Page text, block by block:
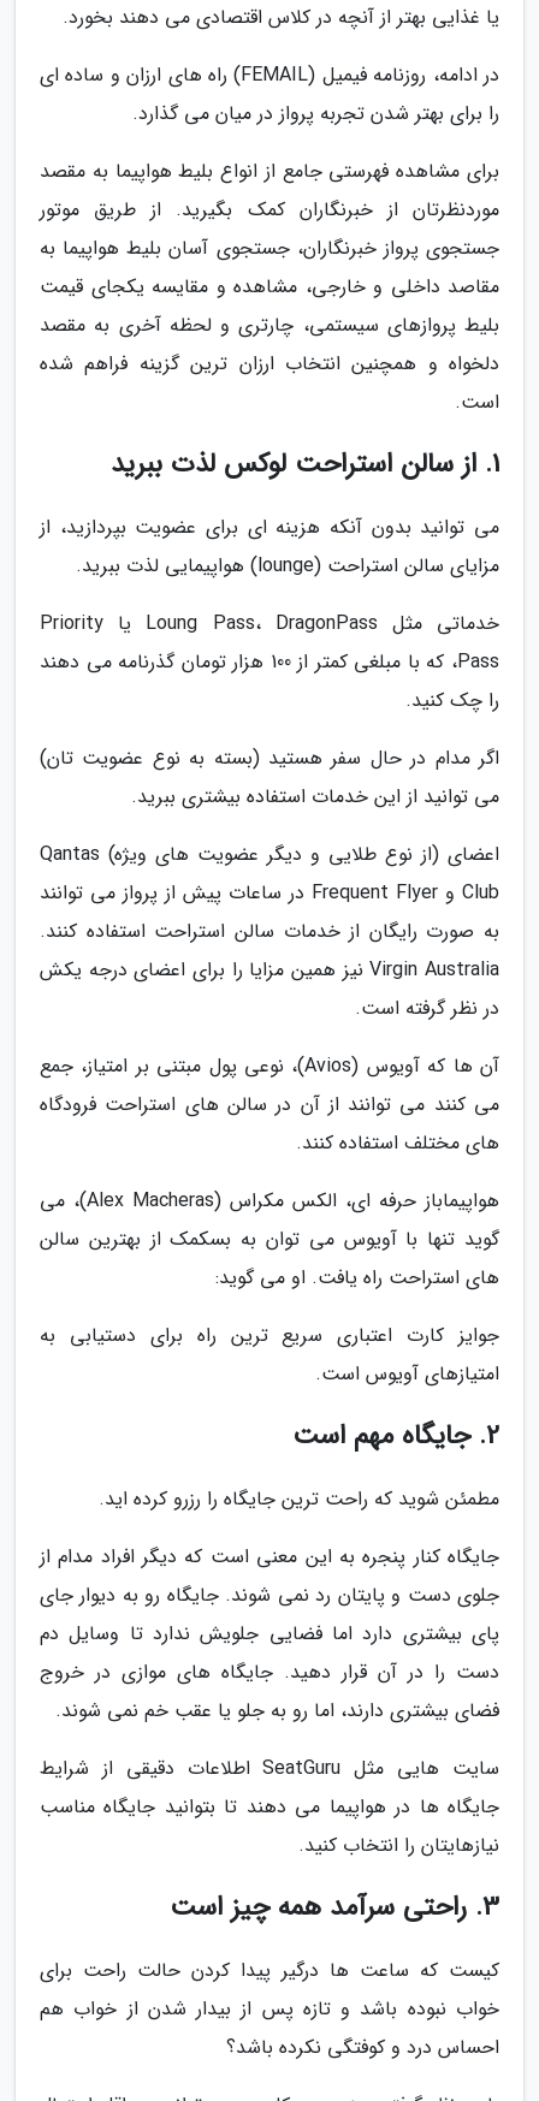
یا غذایی بهتر از آنچه در کلاس اقتصادی می دهند بخورد.
در ادامه، روزنامه فیمیل (FEMAIL) راه های ارزان و ساده ای
را برای بهتر شدن تجربه پرواز در میان می گذارد.
برای مشاهده فهرستی جامع از انواع بلیط هواپیما به مقصد
موردنظرتان از خبرنگاران کمک بگیرید. از طریق موتور
جستجوی پرواز خبرنگاران، جستجوی آسان بلیط هواپیما به
مقاصد داخلی و خارجی، مشاهده و مقایسه یکجای قیمت
بلیط پروازهای سیستمی، چارتری و لحظه آخری به مقصد
دلخواه و همچنین انتخاب ارزان ترین گزینه فراهم شده
است.
1. از سالن استراحت لوکس لذت ببرید
می توانید بدون آنکه هزینه ای برای عضویت بپردازید، از
مزایای سالن استراحت (lounge) هواپیمایی لذت ببرید.
خدماتی مثل Loung Pass، DragonPass یا Priority
Pass، که با مبلغی کمتر از 100 هزار تومان گذرنامه می دهند
را چک کنید.
اگر مدام در حال سفر هستید (بسته به نوع عضویت تان)
می توانید از این خدمات استفاده بیشتری ببرید.
اعضای (از نوع طلایی و دیگر عضویت های ویژه) Qantas
Club و Frequent Flyer در ساعات پیش از پرواز می توانند
به صورت رایگان از خدمات سالن استراحت استفاده کنند.
Virgin Australia نیز همین مزایا را برای اعضای درجه یکش
در نظر گرفته است.
آن ها که آویوس (Avios)، نوعی پول مبتنی بر امتیاز، جمع
می کنند می توانند از آن در سالن های استراحت فرودگاه
های مختلف استفاده کنند.
هواپیماباز حرفه ای، الکس مکراس (Alex Macheras)، می
گوید تنها با آویوس می توان به بسکمک از بهترین سالن
های استراحت راه یافت. او می گوید:
جوایز کارت اعتباری سریع ترین راه برای دستیابی به
امتیازهای آویوس است.
2. جایگاه مهم است
مطمئن شوید که راحت ترین جایگاه را رزرو کرده اید.
جایگاه کنار پنجره به این معنی است که دیگر افراد مدام از
جلوی دست و پایتان رد نمی شوند. جایگاه رو به دیوار جای
پای بیشتری دارد اما فضایی جلویش ندارد تا وسایل دم
دست را در آن قرار دهید. جایگاه های موازی در خروج
فضای بیشتری دارند، اما رو به جلو یا عقب خم نمی شوند.
سایت هایی مثل SeatGuru اطلاعات دقیقی از شرایط
جایگاه ها در هواپیما می دهند تا بتوانید جایگاه مناسب
نیازهایتان را انتخاب کنید.
3. راحتی سرآمد همه چیز است
کیست که ساعت ها درگیر پیدا کردن حالت راحت برای
خواب نبوده باشد و تازه پس از بیدار شدن از خواب هم
احساس درد و کوفتگی نکرده باشد؟